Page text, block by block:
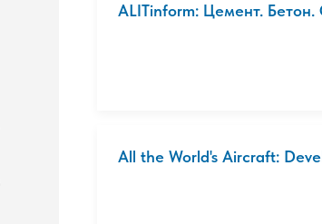
ALITinform: Цемент. Бетон.
All the World's Aircraft: